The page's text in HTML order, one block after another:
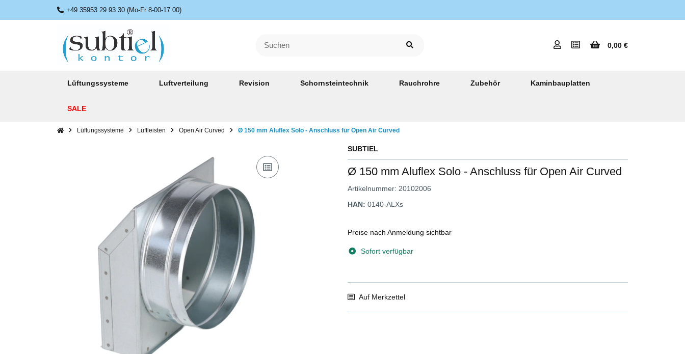
+49 35953 29 93 30 (Mo-Fr 8-00-17:00)
0,00 €
Lüftungssysteme Luftverteilung Revision Schornsteintechnik Rauchrohre Zubehör Kaminbauplatten
SALE
Lüftungssysteme Luftleisten Open Air Curved Ø 150 mm Aluflex Solo - Anschluss für Open Air Curved
SUBTIEL
Ø 150 mm Aluflex Solo - Anschluss für Open Air Curved
Artikelnummer: 20102006
HAN: 0140-ALXs
Preise nach Anmeldung sichtbar
Sofort verfügbar
Auf Merkzettel